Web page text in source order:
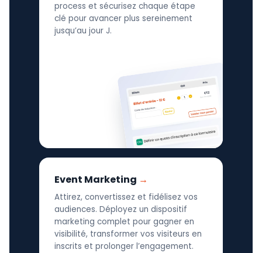
process et sécurisez chaque étape
clé pour avancer plus sereinement
jusqu’au jour J.
Event Marketing
Attirez, convertissez et fidélisez vos
audiences. Déployez un dispositif
marketing complet pour gagner en
visibilité, transformer vos visiteurs en
inscrits et prolonger l’engagement.